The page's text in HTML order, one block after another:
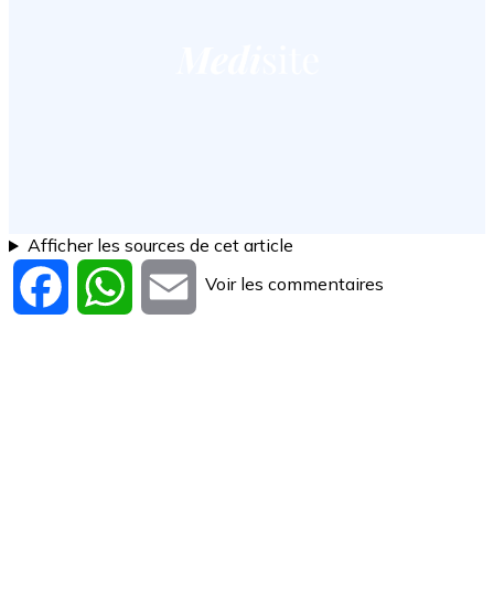
Afficher les sources de cet article
Facebook WhatsApp
Email
Voir les commentaires